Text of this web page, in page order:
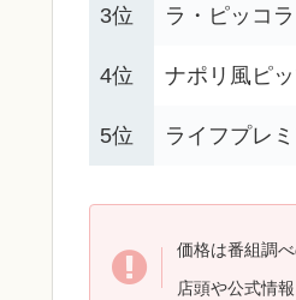
3位 ラ・ピッコ
4位 ナポリ風ピ
5位 ライフプレ
価格は番組調
店頭や公式情